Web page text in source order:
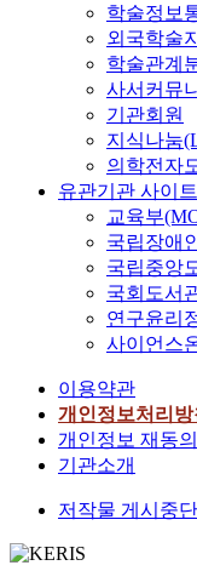
학술정보
외국학술
학술관계
사서커뮤
기관회원
지식나눔
의학전자
유관기관 사이트
교육부
국립장애
국립중앙
국회도서
연구윤리
사이언스
이용약관
개인정보처리방
개인정보 재동의
기관소개
저작물 게시중